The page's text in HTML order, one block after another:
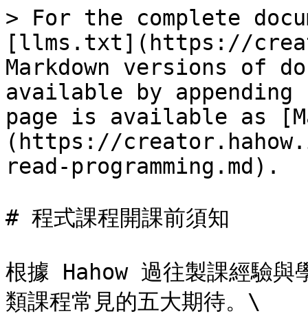
> For the complete
[llms.txt](https://
Markdown versions of
available by
page is available as
(https://
read-programming.md).
# 程式課程開課前須知
根據 Hahow 過往製課經驗與
類課程常見的五大期待。\